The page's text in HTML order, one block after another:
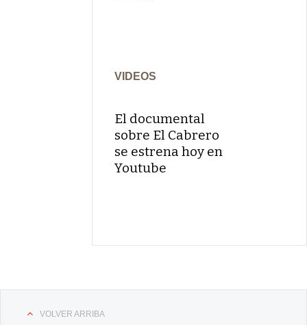
VIDEOS
El documental
sobre El Cabrero
se estrena hoy en
Youtube
VOLVER ARRIBA